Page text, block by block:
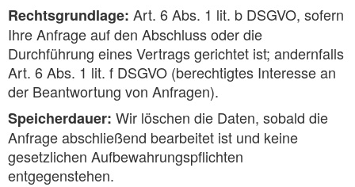
Rechtsgrundlage: Art. 6 Abs. 1 lit. b DSGVO, sofern
Ihre Anfrage auf den Abschluss oder die
Durchführung eines Vertrags gerichtet ist; andernfalls
Art. 6 Abs. 1 lit. f DSGVO (berechtigtes Interesse an
der Beantwortung von Anfragen).
Speicherdauer: Wir löschen die Daten, sobald die
Anfrage abschließend bearbeitet ist und keine
gesetzlichen Aufbewahrungspflichten
entgegenstehen.